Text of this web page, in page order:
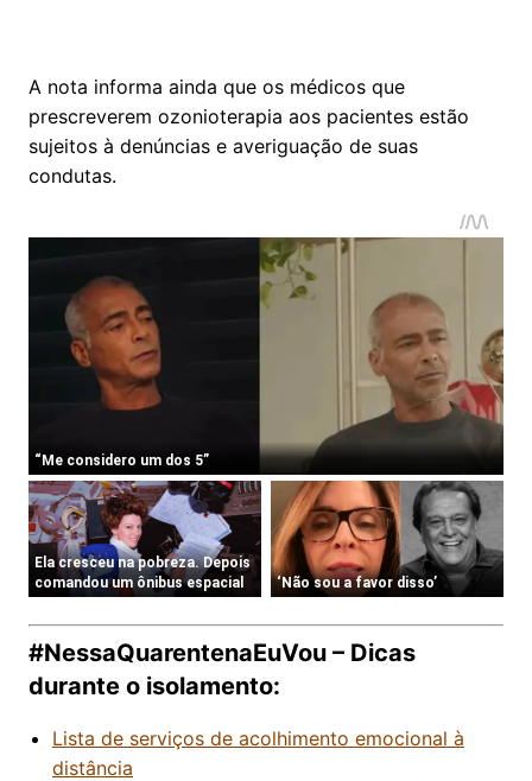
A nota informa ainda que os médicos que
prescreverem ozonioterapia aos pacientes estão
sujeitos à denúncias e averiguação de suas
condutas.
#NessaQuarentenaEuVou – Dicas
durante o isolamento:
Lista de serviços de acolhimento emocional à
distância